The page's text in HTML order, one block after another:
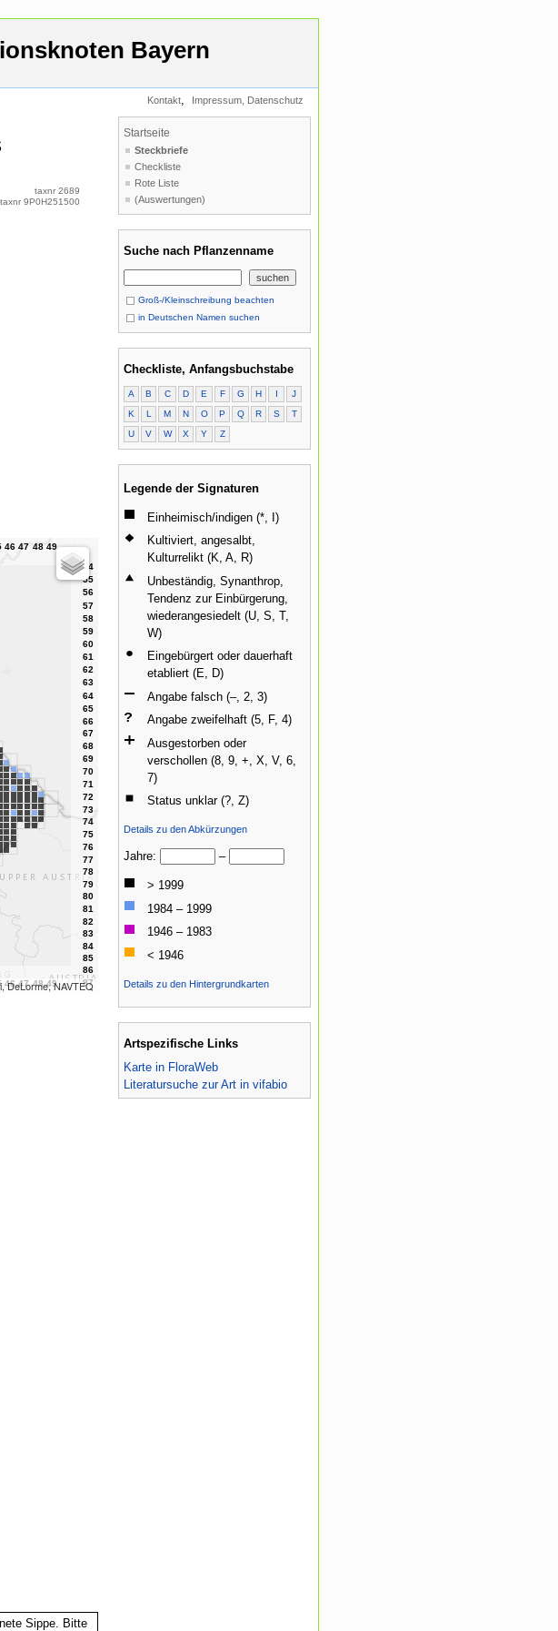
Bayern
Kontakt, Impressum, Datenschutz
taxnr 2689
9P0H251500
NAVTEQ
Sippe. Bitte
Startseite
Steckbriefe
Checkliste
Rote Liste
(Auswertungen)
Suche nach Pflanzenname
Groß-/Kleinschreibung beachten
in Deutschen Namen suchen
Checkliste, Anfangsbuchstabe
A B C D E F G H I
J
K
L M N O P Q R S
T
U
V W X Y Z
Legende der Signaturen
Einheimisch/indigen (*, I)
Kultiviert, angesalbt,
Kulturrelikt (K, A, R)
Unbeständig, Synanthrop,
Tendenz zur Einbürgerung,
wiederangesiedelt (U, S, T,
W)
Eingebürgert oder dauerhaft
etabliert (E, D)
Angabe falsch (–, 2, 3)
Angabe zweifelhaft (5, F, 4)
Ausgestorben oder
verschollen (8, 9, +, X, V, 6,
7)
Status unklar (?, Z)
Details zu den Abkürzungen
Jahre: –
> 1999
1984 – 1999
1946 – 1983
< 1946
Details zu den Hintergrundkarten
Artspezifische Links
Karte in FloraWeb
Literatursuche zur Art in vifabio